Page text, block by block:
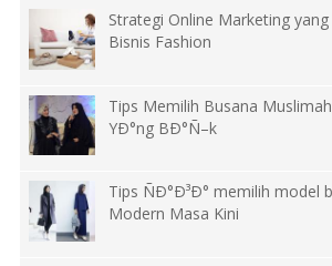
Strategi Online Marketing
Bisnis Fashion
Tips Memilih Busana
YÐ°ng BÐ°Ñ–k
Tips ÑÐ°Ð³Ð° memilih model
Modern Masa Kini